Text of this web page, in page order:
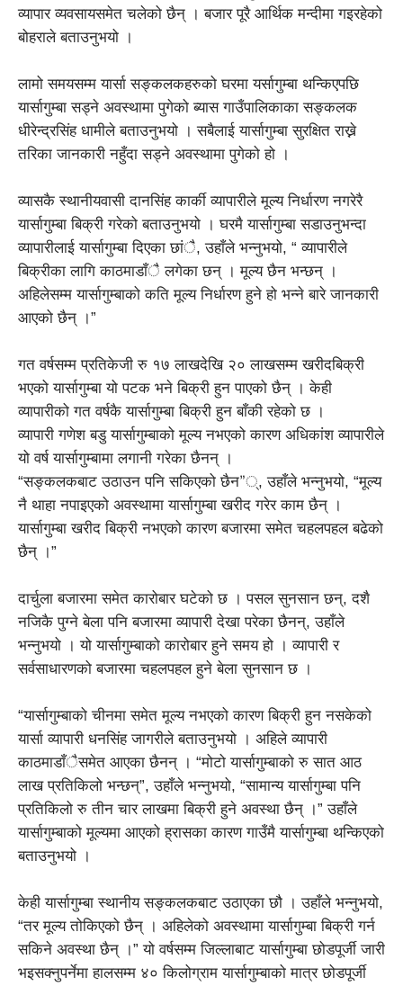
व्यापार व्यवसायसमेत चलेको छैन् । बजार पूरै आर्थिक मन्दीमा गइरहेको
बोहराले बताउनुभयो ।
लामो समयसम्म यार्सा सङ्कलकहरुको घरमा यर्सागुम्बा थन्किएपछि
यार्सागुम्बा सड्ने अवस्थामा पुगेको ब्यास गाउँपालिकाका सङ्कलक
धीरेन्द्रसिंह धामीले बताउनुभयो । सबैलाई यार्सागुम्बा सुरक्षित राख्ने
तरिका जानकारी नहुँदा सड्ने अवस्थामा पुगेको हो ।
व्यासकै स्थानीयवासी दानसिंह कार्की व्यापारीले मूल्य निर्धारण नगरेरै
यार्सागुम्बा बिक्री गरेको बताउनुभयो । घरमै यार्सागुम्बा सडाउनुभन्दा
व्यापारीलाई यार्सागुम्बा दिएका छांै, उहाँले भन्नुभयो, “ व्यापारीले
बिक्रीका लागि काठमाडाँै लगेका छन् । मूल्य छैन भन्छन् ।
अहिलेसम्म यार्सागुम्बाको कति मूल्य निर्धारण हुने हो भन्ने बारे जानकारी
आएको छैन् ।”
गत वर्षसम्म प्रतिकेजी रु १७ लाखदेखि २० लाखसम्म खरीदबिक्री
भएको यार्सागुम्बा यो पटक भने बिक्री हुन पाएको छैन् । केही
व्यापारीको गत वर्षकै यार्सागुम्बा बिक्री हुन बाँकी रहेको छ ।
व्यापारी गणेश बडु यार्सागुम्बाको मूल्य नभएको कारण अधिकांश व्यापारीले
यो वर्ष यार्सागुम्बामा लगानी गरेका छैनन् ।
“सङ्कलकबाट उठाउन पनि सकिएको छैन”्, उहाँले भन्नुभयो, “मूल्य
नै थाहा नपाइएको अवस्थामा यार्सागुम्बा खरीद गरेर काम छैन् ।
यार्सागुम्बा खरीद बिक्री नभएको कारण बजारमा समेत चहलपहल बढेको
छैन् ।”
दार्चुला बजारमा समेत कारोबार घटेको छ । पसल सुनसान छन्, दशै
नजिकै पुग्ने बेला पनि बजारमा व्यापारी देखा परेका छैनन्, उहाँले
भन्नुभयो । यो यार्सागुम्बाको कारोबार हुने समय हो । व्यापारी र
सर्वसाधारणको बजारमा चहलपहल हुने बेला सुनसान छ ।
“यार्सागुम्बाको चीनमा समेत मूल्य नभएको कारण बिक्री हुन नसकेको
यार्सा व्यापारी धनसिंह जागरीले बताउनुभयो । अहिले व्यापारी
काठमाडाँैसमेत आएका छैनन् । “मोटो यार्सागुम्बाको रु सात आठ
लाख प्रतिकिलो भन्छन्”, उहाँले भन्नुभयो, “सामान्य यार्सागुम्बा पनि
प्रतिकिलो रु तीन चार लाखमा बिक्री हुने अवस्था छैन् ।” उहाँले
यार्सागुम्बाको मूल्यमा आएको ह्रासका कारण गाउँमै यार्सागुम्बा थन्किएको
बताउनुभयो ।
केही यार्सागुम्बा स्थानीय सङ्कलकबाट उठाएका छौ । उहाँले भन्नुभयो,
“तर मूल्य तोकिएको छैन् । अहिलेको अवस्थामा यार्सागुम्बा बिक्री गर्न
सकिने अवस्था छैन् ।” यो वर्षसम्म जिल्लाबाट यार्सागुम्बा छोडपूर्जी जारी
भइसक्नुपर्नेमा हालसम्म ४० किलोग्राम यार्सागुम्बाको मात्र छोडपूर्जी